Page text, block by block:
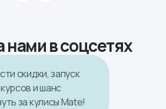
нами в соцсетях
скидки, запуск
и шанс
за кулисы Mate!